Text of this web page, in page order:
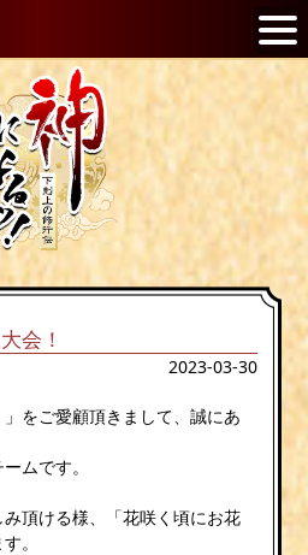
会！
2023-03-30
をご愛顧頂きまして、誠にあ
ムです。
頂ける様、「花咲く頃にお花
。